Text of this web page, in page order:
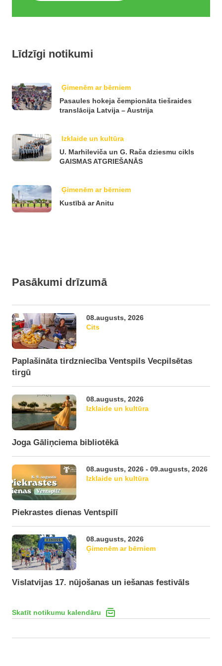
Līdzīgi notikumi
Ģimenēm ar bērniem
Pasaules hokeja čempionāta tiešraides
translācija Latvija – Austrija
Izklaide un kultūra
U. Marhileviča un G. Rača dziesmu cikls
GAISMAS ATGRIEŠANĀS
Ģimenēm ar bērniem
Kustībā ar Anitu
Pasākumi drīzumā
08.augusts, 2026
Cits
Paplašināta tirdzniecība Ventspils Vecpilsētas
tirgū
08.augusts, 2026
Izklaide un kultūra
Joga Gāliņciema bibliotēkā
08.augusts, 2026 - 09.augusts, 2026
Izklaide un kultūra
Piekrastes dienas Ventspilī
08.augusts, 2026
Ģimenēm ar bērniem
Vislatvijas 17. nūjošanas un iešanas festivāls
Skatīt notikumu kalendāru